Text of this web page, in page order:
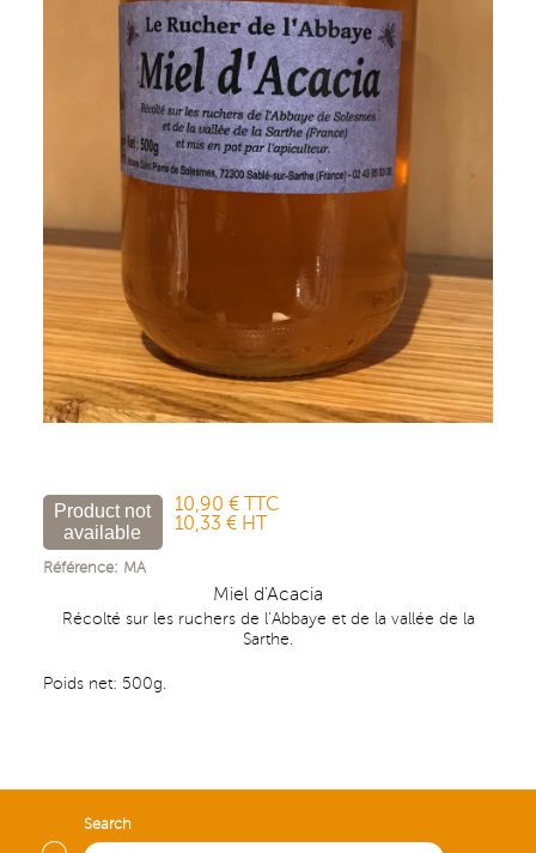
10,90 € TTC
10,33 € HT
Référence: MA
Miel d'Acacia
Récolté sur les ruchers de l’Abbaye et de la vallée de la
Sarthe.
Poids net: 500g.
Search